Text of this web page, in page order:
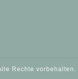
Rechte vorbehalten.